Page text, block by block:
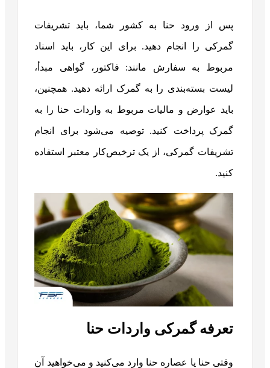
پس از ورود حنا به کشور شما، باید تشریفات
گمرکی را انجام دهید. برای این کار، باید اسناد
مربوط به سفارش مانند: فاکتور، گواهی مبدأ،
لیست بسته‌بندی را به گمرک ارائه دهید. همچنین،
باید عوارض و مالیات مربوط به واردات حنا را به
گمرک پرداخت کنید. توصیه می‌شود برای انجام
تشریفات گمرکی، از یک ترخیص‌کار معتبر استفاده
کنید.
تعرفه گمرکی واردات حنا
وقتی حنا یا عصاره حنا وارد می‌کنید و می‌خواهید آن